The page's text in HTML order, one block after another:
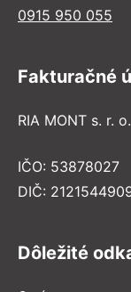
0915 950 055
Fakturačné
RIA MONT s. r. o.
IČO: 53878027
DIČ:
Dôležité